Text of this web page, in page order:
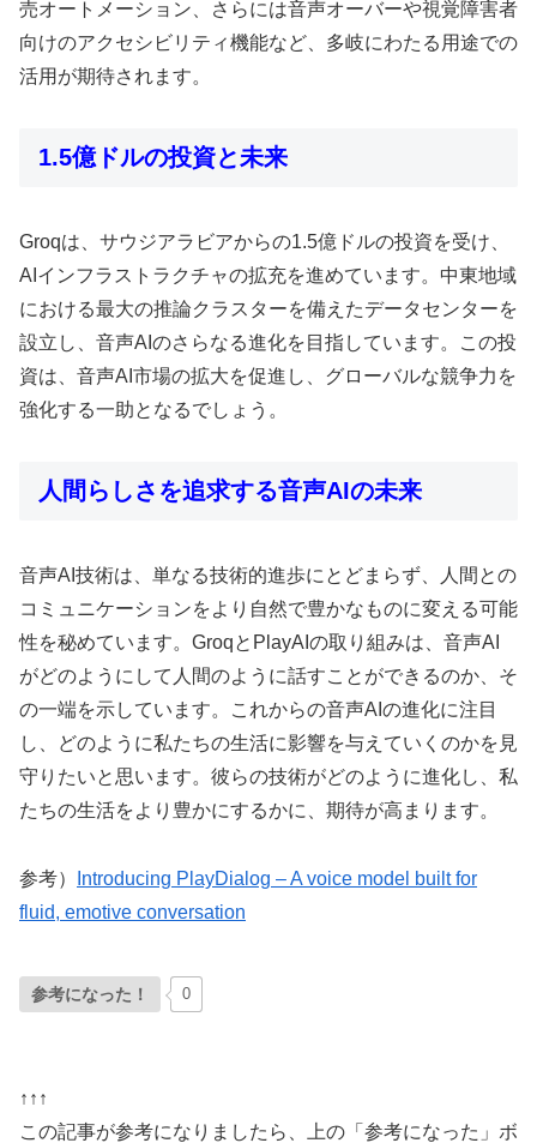
売オートメーション、さらには音声オーバーや視覚障害者
向けのアクセシビリティ機能など、多岐にわたる用途での
活用が期待されます。
1.5億ドルの投資と未来
Groqは、サウジアラビアからの1.5億ドルの投資を受け、
AIインフラストラクチャの拡充を進めています。中東地域
における最大の推論クラスターを備えたデータセンターを
設立し、音声AIのさらなる進化を目指しています。この投
資は、音声AI市場の拡大を促進し、グローバルな競争力を
強化する一助となるでしょう。
人間らしさを追求する音声AIの未来
音声AI技術は、単なる技術的進歩にとどまらず、人間との
コミュニケーションをより自然で豊かなものに変える可能
性を秘めています。GroqとPlayAIの取り組みは、音声AI
がどのようにして人間のように話すことができるのか、そ
の一端を示しています。これからの音声AIの進化に注目
し、どのように私たちの生活に影響を与えていくのかを見
守りたいと思います。彼らの技術がどのように進化し、私
たちの生活をより豊かにするかに、期待が高まります。
参考）
Introducing PlayDialog – A voice model built for
fluid, emotive conversation
参考になった！ 0
↑↑↑
この記事が参考になりましたら、上の「参考になった」ボ